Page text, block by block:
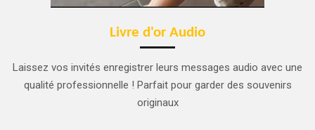
Livre d'or Audio
Laissez vos invités enregistrer leurs messages audio avec une
qualité professionnelle ! Parfait pour garder des souvenirs
originaux